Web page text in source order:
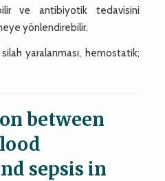
ve antibiyotik tedavisini
yönlendirebilir.
yaralanması, hemostatik;
between
sepsis in